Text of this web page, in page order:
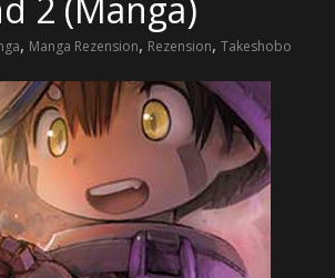
2 (Manga)
, Manga Rezension, Rezension, Takeshobo